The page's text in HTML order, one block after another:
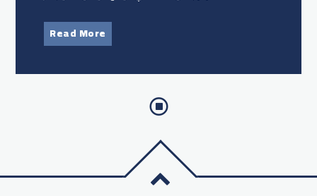
Read More